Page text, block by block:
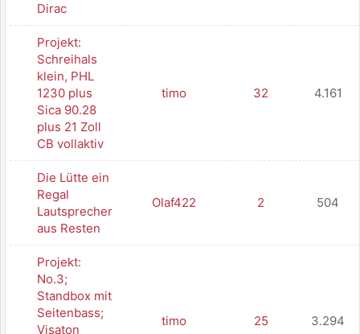
Dirac
Projekt:
Schreihals
klein, PHL
1230 plus
Sica 90.28
plus 21 Zoll
CB vollaktiv
timo 32 4.161
Die Lütte ein
Regal
Lautsprecher
aus Resten
Olaf422 2 504
Projekt:
No.3;
Standbox mit
Seitenbass;
Visaton
timo 25 3.294